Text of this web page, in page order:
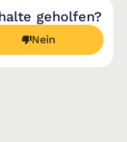
geholfen?
Nein